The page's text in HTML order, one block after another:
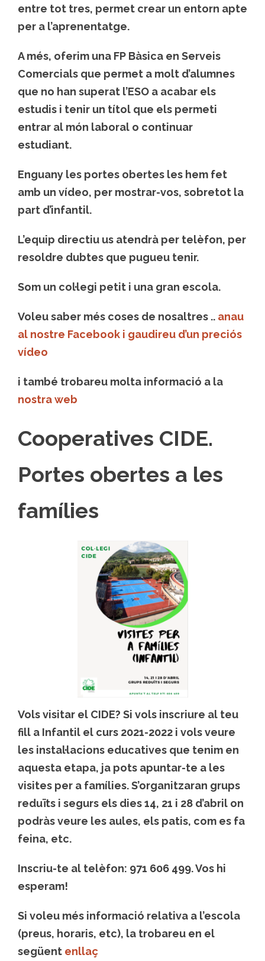
entre tot tres, permet crear un entorn apte
per a l’aprenentatge.
A més, oferim una FP Bàsica en Serveis
Comercials que permet a molt d’alumnes
que no han superat l’ESO a acabar els
estudis i tenir un títol que els permeti
entrar al món laboral o continuar
estudiant.
Enguany les portes obertes les hem fet
amb un vídeo, per mostrar-vos, sobretot la
part d’infantil.
L’equip directiu us atendrà per telèfon, per
resoldre dubtes que pugueu tenir.
Som un col·legi petit i una gran escola.
Voleu saber més coses de nosaltres .. anau
al nostre Facebook i gaudireu d’un preciós
vídeo
i també trobareu molta informació a la
nostra web
Cooperatives CIDE.
Portes obertes a les
famílies
Vols visitar el CIDE? Si vols inscriure al teu
fill a Infantil el curs 2021-2022 i vols veure
les instal·lacions educatives que tenim en
aquesta etapa, ja pots apuntar-te a les
visites per a famílies. S’organitzaran grups
reduïts i segurs els dies14, 21 i 28 d’abril on
podràs veure les aules, els patis, com es fa
feina, etc.
Inscriu-te al telèfon: 971 606 499.Vos hi
esperam!
Si voleu més informació relativa a l’escola
(preus, horaris, etc), la trobareu en el
següent enllaç